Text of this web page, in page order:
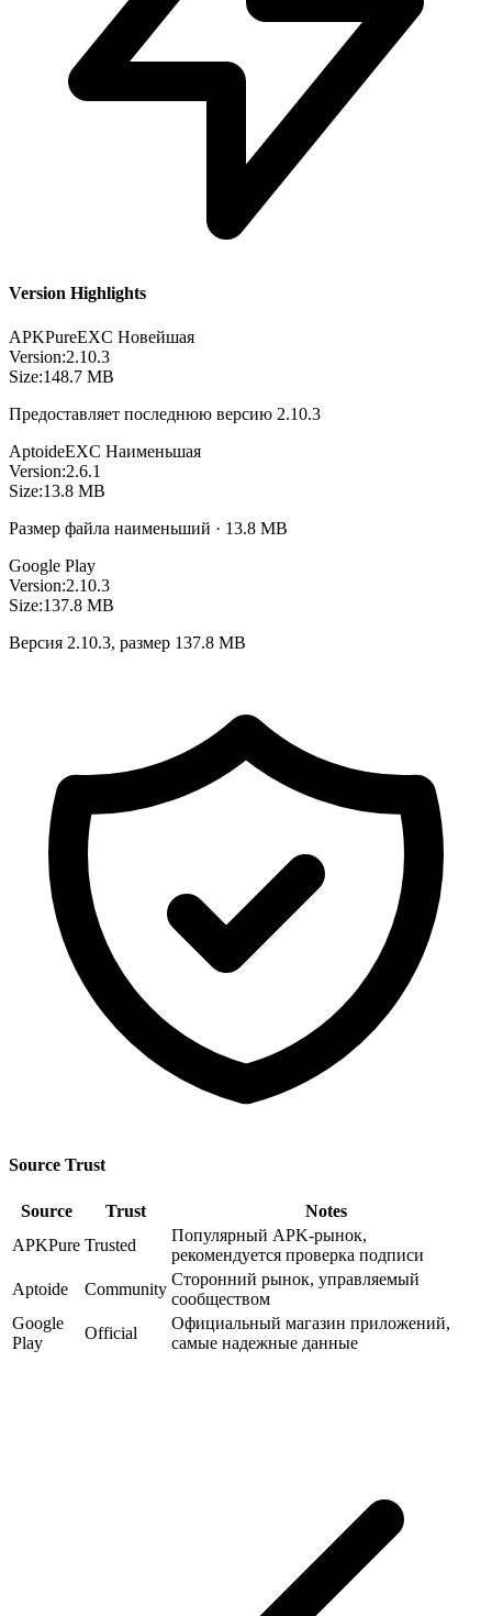
Version Highlights
APKPureEXC Новейшая
Version:2.10.3
Size:148.7 MB
Предоставляет последнюю версию 2.10.3
AptoideEXC Наименьшая
Version:2.6.1
Size:13.8 MB
Размер файла наименьший · 13.8 MB
Google Play
Version:2.10.3
Size:137.8 MB
Версия 2.10.3, размер 137.8 MB
Source Trust
Source Trust
Notes
APKPure Trusted
Популярный APK-рынок,
рекомендуется проверка подписи
Aptoide
Community
Сторонний рынок, управляемый
сообществом
Google
Play
Official
Официальный магазин приложений,
самые надежные данные